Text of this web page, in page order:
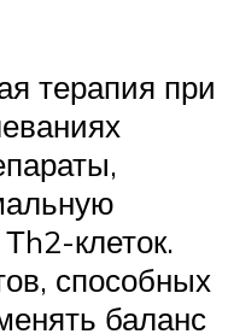
терапия при
клеток.
способных
баланс